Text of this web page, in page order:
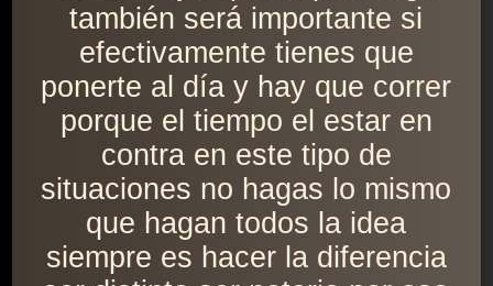
también será importante si
efectivamente tienes que
ponerte al día y hay que correr
porque el tiempo el estar en
contra en este tipo de
situaciones no hagas lo mismo
que hagan todos la idea
siempre es hacer la diferencia